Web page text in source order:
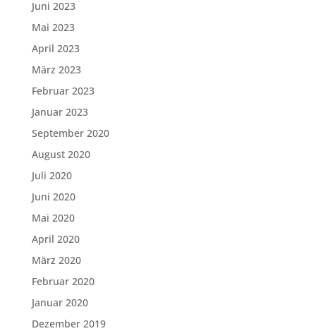
Juni 2023
Mai 2023
April 2023
März 2023
Februar 2023
Januar 2023
September 2020
August 2020
Juli 2020
Juni 2020
Mai 2020
April 2020
März 2020
Februar 2020
Januar 2020
Dezember 2019